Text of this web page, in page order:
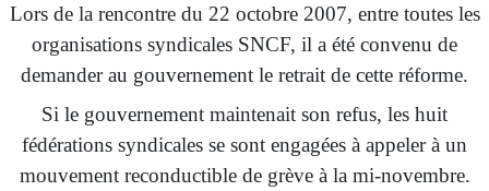
Lors de la rencontre du 22 octobre 2007, entre toutes les
organisations syndicales SNCF, il a été convenu de
demander au gouvernement le retrait de cette réforme.
Si le gouvernement maintenait son refus, les huit
fédérations syndicales se sont engagées à appeler à un
mouvement reconductible de grève à la mi-novembre.